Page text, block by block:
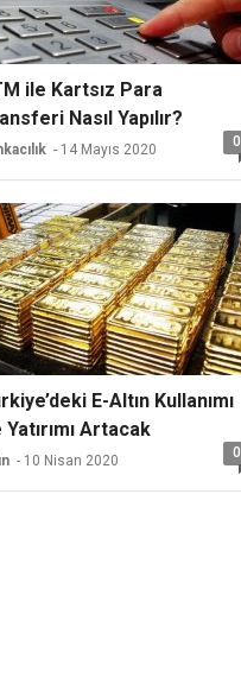
ile Kartsız Para
Nasıl Yapılır?
- 14 Mayıs 2020 0
E-Altın Kullanımı
Yatırımı Artacak
- 10 Nisan 2020 0